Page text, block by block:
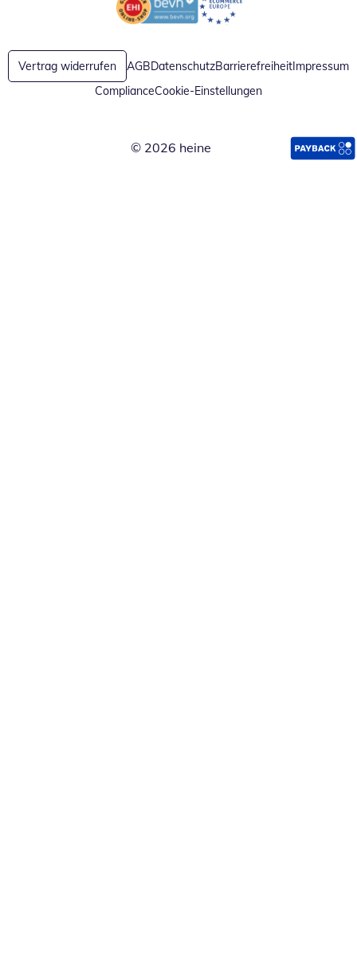
Öffnet in neuem FensterÖffnet in neuem Fenster
Vertrag widerrufen AGBDatenschutzBarrierefreiheitImpressum
ComplianceCookie-Einstellungen
© 2026 heine